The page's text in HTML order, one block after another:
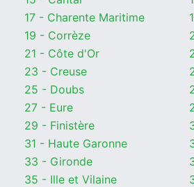
17 - Charente Maritime
19 - Corrèze
21 - Côte d'Or
23 - Creuse
25 - Doubs
27 - Eure
29 - Finistère
31 - Haute Garonne
33 - Gironde
35 - Ille et Vilaine